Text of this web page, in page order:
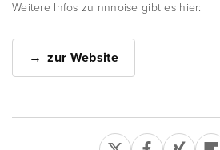
Weitere Infos zu nnnoise gibt es hier:
zur Website